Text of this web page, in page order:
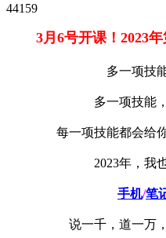
44159
3月6号开课！2023
多一项技
多一项技能
每一项技能都会给
2023年，我
手机/笔
说一千，道一万